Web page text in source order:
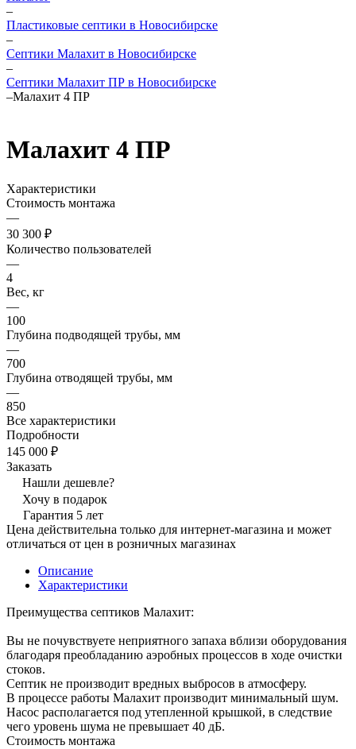
–
Пластиковые септики в Новосибирске
–
Септики Малахит в Новосибирске
–
Септики Малахит ПР в Новосибирске
–Малахит 4 ПР
Малахит 4 ПР
Характеристики
Стоимость монтажа
—
30 300 ₽
Количество пользователей
—
4
Вес, кг
—
100
Глубина подводящей трубы, мм
—
700
Глубина отводящей трубы, мм
—
850
Все характеристики
Подробности
145 000 ₽
Заказать
Нашли дешевле?
Хочу в подарок
Гарантия 5 лет
Цена действительна только для интернет-магазина и может
отличаться от цен в розничных магазинах
Описание
Характеристики
Преимущества септиков Малахит:
Вы не почувствуете неприятного запаха вблизи оборудования
благодаря преобладанию аэробных процессов в ходе очистки
стоков.
Септик не производит вредных выбросов в атмосферу.
В процессе работы Малахит производит минимальный шум.
Насос располагается под утепленной крышкой, в следствие
чего уровень шума не превышает 40 дБ.
Стоимость монтажа